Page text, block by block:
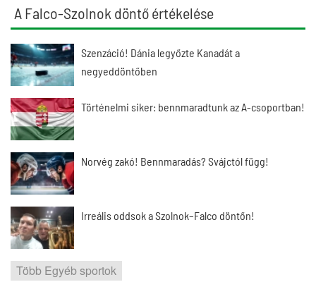
A Falco-Szolnok döntő értékelése
Szenzáció! Dánia legyőzte Kanadát a
negyeddöntőben
Történelmi siker: bennmaradtunk az A-csoportban!
Norvég zakó! Bennmaradás? Svájctól függ!
Irreális oddsok a Szolnok–Falco döntőn!
Több Egyéb sportok